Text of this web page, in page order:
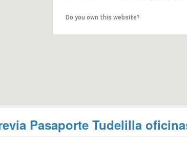
Do you own this website?
Pasaporte Tudelilla